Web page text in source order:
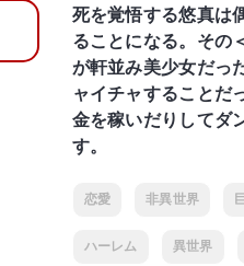
死を覚悟する悠真は
ることになる。その
が軒並み美少女だっ
ャイチャすることだ
金を稼いだりしてダ
す。
恋愛 非異世界
ハーレム 異世界